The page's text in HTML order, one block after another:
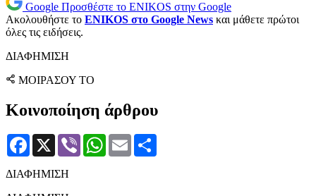
Google Προσθέστε το ENIKOS στην Google
Ακολουθήστε το ENIKOS στο Google News και μάθετε πρώτοι
όλες τις ειδήσεις.
ΔΙΑΦΗΜΙΣΗ
ΜΟΙΡΑΣΟΥ ΤΟ
Κοινοποίηση άρθρου
Facebook
X Viber WhatsApp
Email
ΔΙΑΦΗΜΙΣΗ